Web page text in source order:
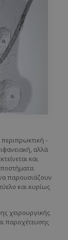
-
αλλά
και
παρουσιάζουν
και κυρίως
χειρουργικής
παροχέτευσης